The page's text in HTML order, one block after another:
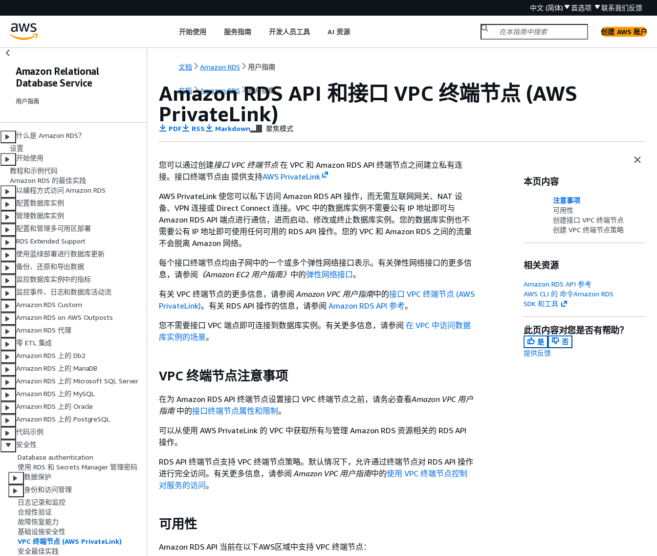
中文 (简体) 首选项 联系我们反馈
开始使用 服务指南 开发人员工具 AI 资源 创建 AWS 账户
Amazon Relational
Database Service
用户指南
什么是 Amazon RDS？
设置
开始使用
教程和示例代码
Amazon RDS 的最佳实践
以编程方式访问 Amazon RDS
配置数据库实例
管理数据库实例
配置和管理多可用区部署
RDS Extended Support
使用蓝绿部署进行数据库更新
备份、还原和导出数据
监控数据库实例中的指标
监控事件、日志和数据库活动流
Amazon RDS Custom
Amazon RDS on AWS Outposts
Amazon RDS 代理
零 ETL 集成
Amazon RDS 上的 Db2
Amazon RDS 上的 MariaDB
Amazon RDS 上的 Microsoft SQL Server
Amazon RDS 上的 MySQL
Amazon RDS 上的 Oracle
Amazon RDS 上的 PostgreSQL
代码示例
安全性
Database authentication
使用 RDS 和 Secrets Manager 管理密码
数据保护
身份和访问管理
日志记录和监控
合规性验证
故障恢复能力
基础设施安全性
VPC 终端节点 (AWS PrivateLink)
安全最佳实践
文档 Amazon RDS 用户指南
文档 Amazon RDS 用户指南
Amazon RDS API 和接口 VPC 终端节点 (AWS
PrivateLink)
PDF RSS Markdown 聚焦模式
您可以通过创建接口 VPC 终端节点在 VPC 和 Amazon RDS API 终端节点之间建立私有连
接。接口终端节点由 提供支持AWS PrivateLink
AWS PrivateLink 使您可以私下访问 Amazon RDS API 操作，而无需互联网网关、NAT 设
备、VPN 连接或 Direct Connect 连接。VPC 中的数据库实例不需要公有 IP 地址即可与
Amazon RDS API 端点进行通信，进而启动、修改或终止数据库实例。您的数据库实例也不
需要公有 IP 地址即可使用任何可用的 RDS API 操作。您的 VPC 和 Amazon RDS 之间的流量
不会脱离 Amazon 网络。
每个接口终端节点均由子网中的一个或多个弹性网络接口表示。有关弹性网络接口的更多信
息，请参阅 《Amazon EC2 用户指南》 中的弹性网络接口。
有关 VPC 终端节点的更多信息，请参阅Amazon VPC 用户指南中的接口 VPC 终端节点 (AWS
PrivateLink)。有关 RDS API 操作的信息，请参阅 Amazon RDS API 参考。
您不需要接口 VPC 端点即可连接到数据库实例 。有关更多信息，请参阅 在 VPC 中访问数据
库实例的场景。
VPC 终端节点注意事项
在为 Amazon RDS API 终端节点设置接口 VPC 终端节点之前，请务必查看Amazon VPC 用户
指南中的接口终端节点属性和限制。
可以从使用 AWS PrivateLink 的 VPC 中获取所有与管理 Amazon RDS 资源相关的 RDS API
操作。
RDS API 终端节点支持 VPC 终端节点策略。默认情况下，允许通过终端节点对 RDS API 操作
进行完全访问。有关更多信息，请参阅 Amazon VPC 用户指南中的使用 VPC 终端节点控制
对服务的访问。
可用性
Amazon RDS API 当前在以下AWS区域中支持 VPC 终端节点：
本页内容
注意事项
可用性
创建接口 VPC 终端节点
创建 VPC 终端节点策略
相关资源
Amazon RDS API 参考
AWS CLI 的 命令Amazon RDS
SDK 和工具
此页内容对您是否有帮助？
是
否
提供反馈